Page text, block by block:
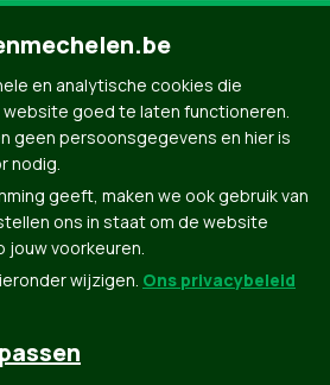
en analytische cookies die
goed te laten functioneren.
geen persoonsgegevens en hier is
nodig.
geeft, maken we ook gebruik van
ons in staat om de website
voorkeuren.
wijzigen. Ons privacybeleid